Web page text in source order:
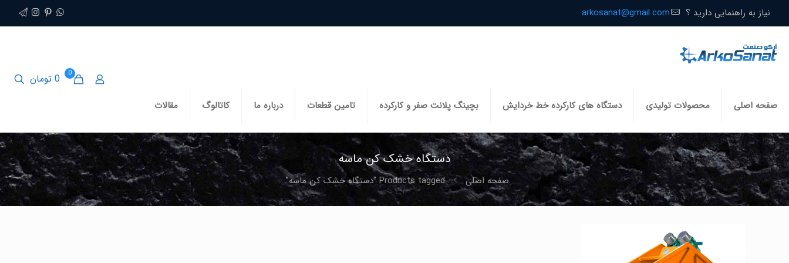
نیاز به راهنمایی دارید ؟ arkosanat@gmail.com
صفحه اصلی محصولات تولیدی دستگاه های کارکرده خط خردایش بچینگ پلانت صفر و کارکرده تامین قطعات درباره ما کاتالوگ مقالات
0 0 تومان
دستگاه خشک کن ماسه
صفحه اصلی Products tagged “دستگاه خشک کن ماسه”